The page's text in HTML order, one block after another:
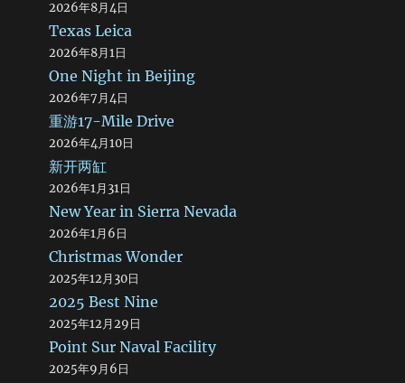
2026年8月4日
Texas Leica
2026年8月1日
One Night in Beijing
2026年7月4日
重游17-Mile Drive
2026年4月10日
新开两缸
2026年1月31日
New Year in Sierra Nevada
2026年1月6日
Christmas Wonder
2025年12月30日
2025 Best Nine
2025年12月29日
Point Sur Naval Facility
2025年9月6日